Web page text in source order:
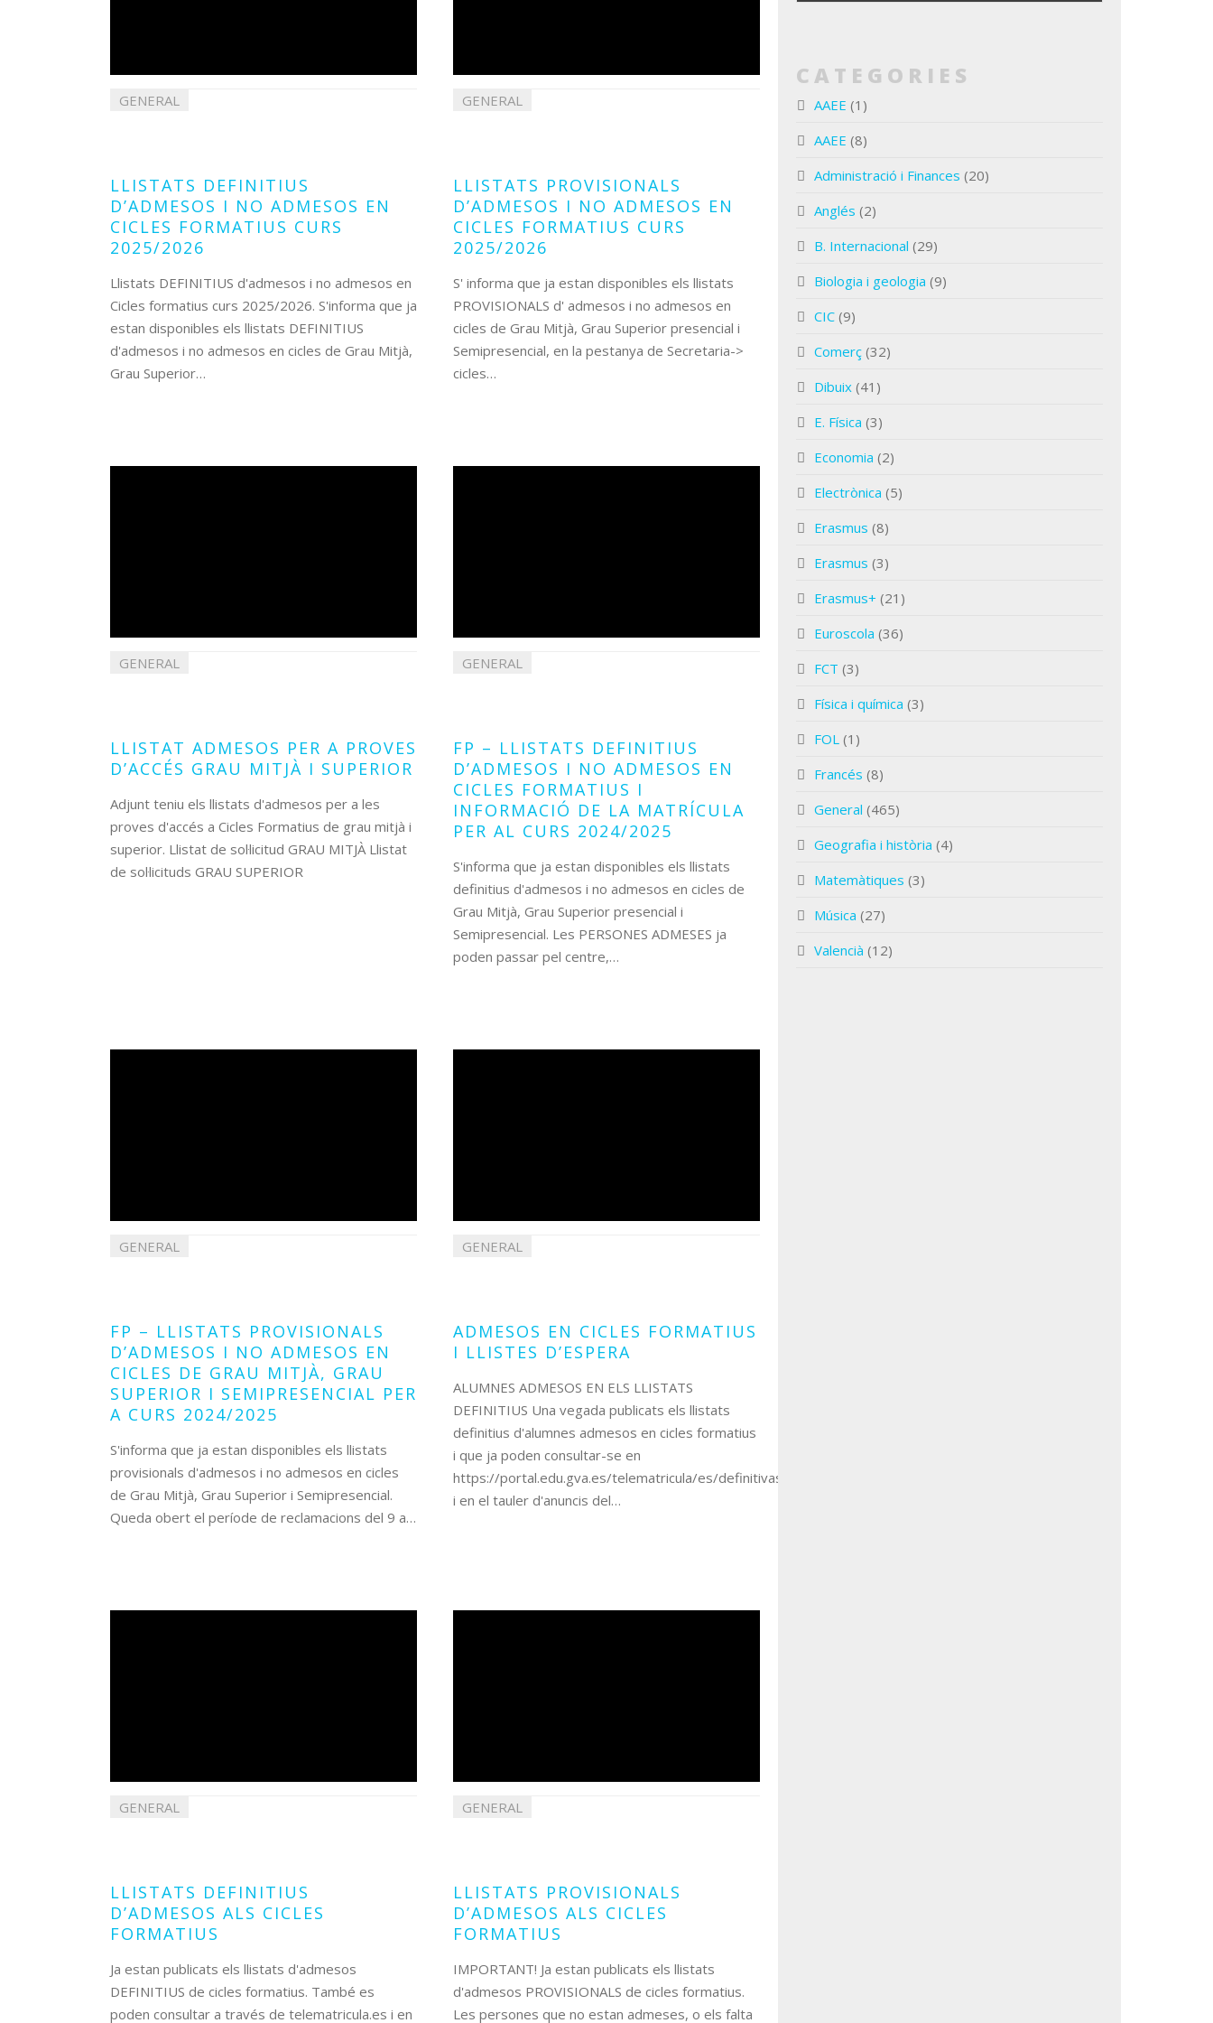
GENERAL
LLISTATS DEFINITIUS
D’ADMESOS I NO ADMESOS EN
CICLES FORMATIUS CURS
2025/2026
Llistats DEFINITIUS d'admesos i no admesos en
Cicles formatius curs 2025/2026. S'informa que ja
estan disponibles els llistats DEFINITIUS
d'admesos i no admesos en cicles de Grau Mitjà,
Grau Superior…
GENERAL
LLISTATS PROVISIONALS
D’ADMESOS I NO ADMESOS EN
CICLES FORMATIUS CURS
2025/2026
S' informa que ja estan disponibles els llistats
PROVISIONALS d' admesos i no admesos en
cicles de Grau Mitjà, Grau Superior presencial i
Semipresencial, en la pestanya de Secretaria->
cicles…
GENERAL
LLISTAT ADMESOS PER A PROVES
D’ACCÉS GRAU MITJÀ I SUPERIOR
Adjunt teniu els llistats d'admesos per a les
proves d'accés a Cicles Formatius de grau mitjà i
superior. Llistat de sol·licitud GRAU MITJÀ Llistat
de sol·licituds GRAU SUPERIOR
GENERAL
FP – LLISTATS DEFINITIUS
D’ADMESOS I NO ADMESOS EN
CICLES FORMATIUS I
INFORMACIÓ DE LA MATRÍCULA
PER AL CURS 2024/2025
S'informa que ja estan disponibles els llistats
definitius d'admesos i no admesos en cicles de
Grau Mitjà, Grau Superior presencial i
Semipresencial. Les PERSONES ADMESES ja
poden passar pel centre,…
GENERAL
FP – LLISTATS PROVISIONALS
D’ADMESOS I NO ADMESOS EN
CICLES DE GRAU MITJÀ, GRAU
SUPERIOR I SEMIPRESENCIAL PER
A CURS 2024/2025
S'informa que ja estan disponibles els llistats
provisionals d'admesos i no admesos en cicles
de Grau Mitjà, Grau Superior i Semipresencial.
Queda obert el període de reclamacions del 9 a…
GENERAL
ADMESOS EN CICLES FORMATIUS
I LLISTES D’ESPERA
ALUMNES ADMESOS EN ELS LLISTATS
DEFINITIUS Una vegada publicats els llistats
definitius d'alumnes admesos en cicles formatius
i que ja poden consultar-se en
https://portal.edu.gva.es/telematricula/es/definitivas/
i en el tauler d'anuncis del…
GENERAL
LLISTATS DEFINITIUS
D’ADMESOS ALS CICLES
FORMATIUS
Ja estan publicats els llistats d'admesos
DEFINITIUS de cicles formatius. També es
poden consultar a través de telematricula.es i en
GENERAL
LLISTATS PROVISIONALS
D’ADMESOS ALS CICLES
FORMATIUS
IMPORTANT! Ja estan publicats els llistats
d'admesos PROVISIONALS de cicles formatius.
Les persones que no estan admeses, o els falta
CATEGORIES
AAEE (1)
AAEE (8)
Administració i Finances (20)
Anglés (2)
B. Internacional (29)
Biologia i geologia (9)
CIC (9)
Comerç (32)
Dibuix (41)
E. Física (3)
Economia (2)
Electrònica (5)
Erasmus (8)
Erasmus (3)
Erasmus+ (21)
Euroscola (36)
FCT (3)
Física i química (3)
FOL (1)
Francés (8)
General (465)
Geografia i història (4)
Matemàtiques (3)
Música (27)
Valencià (12)